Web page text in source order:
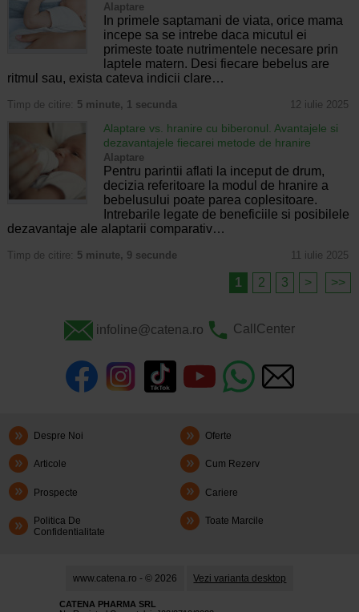
Alaptare
In primele saptamani de viata, orice mama
incepe sa se intrebe daca micutul ei
primeste toate nutrimentele necesare prin
laptele matern. Desi fiecare bebelus are
ritmul sau, exista cateva indicii clare…
Timp de citire: 5 minute, 1 secunda 12 iulie 2025
Alaptare vs. hranire cu biberonul. Avantajele si
dezavantajele fiecarei metode de hranire
Alaptare
Pentru parintii aflati la inceput de drum,
decizia referitoare la modul de hranire a
bebelusului poate parea coplesitoare.
Intrebarile legate de beneficiile si posibilele
dezavantaje ale alaptarii comparativ…
Timp de citire: 5 minute, 9 secunde 11 iulie 2025
1 2 3 > >>
infoline@catena.ro CallCenter
Despre Noi Oferte
Articole Cum Rezerv
Prospecte Cariere
Politica De
Confidentialitate
Toate Marcile
www.catena.ro - © 2026 Vezi varianta desktop
CATENA PHARMA SRL